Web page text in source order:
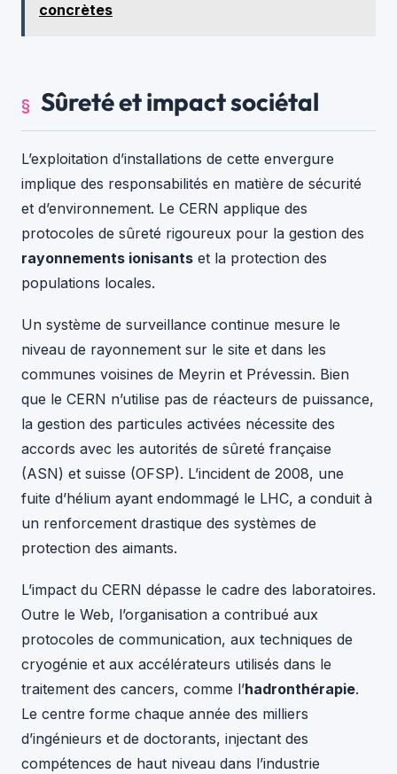
concrètes
Sûreté et impact sociétal
L’exploitation d’installations de cette envergure
implique des responsabilités en matière de sécurité
et d’environnement. Le CERN applique des
protocoles de sûreté rigoureux pour la gestion des
rayonnements ionisants et la protection des
populations locales.
Un système de surveillance continue mesure le
niveau de rayonnement sur le site et dans les
communes voisines de Meyrin et Prévessin. Bien
que le CERN n’utilise pas de réacteurs de puissance,
la gestion des particules activées nécessite des
accords avec les autorités de sûreté française
(ASN) et suisse (OFSP). L’incident de 2008, une
fuite d’hélium ayant endommagé le LHC, a conduit à
un renforcement drastique des systèmes de
protection des aimants.
L’impact du CERN dépasse le cadre des laboratoires.
Outre le Web, l’organisation a contribué aux
protocoles de communication, aux techniques de
cryogénie et aux accélérateurs utilisés dans le
traitement des cancers, comme l’hadronthérapie.
Le centre forme chaque année des milliers
d’ingénieurs et de doctorants, injectant des
compétences de haut niveau dans l’industrie